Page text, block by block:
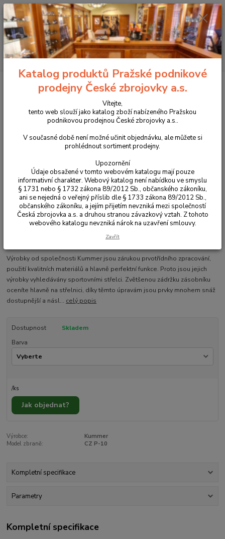
Menu
Hledat
+420 225 375 800
Příslušenství, doplňky a náhradní díly Pro pistole
Zádržka zásobníku pro CZ P-10
Zádržka zásobníku pro CZ P-10
Výrobky od společnosti Kummer jsou zárukou prvotřídního zpracování,
použití kvalitních materiálů a hlavně perfektní funkce. Proto jsou jejich
výrobky vyhledávány sportovními střelci. Zvětšenou zádržku zásobníku
oceníte hlavně na střelnici, díky těmto úpravám jsou prvky mnohem snáž
dostupnější a násl... celý popis
Dostupnost
Skladem
Barva
/ks
Jak objednat?
Výrobce:
Kummer
Model zbraně:
CZ P-10
Kompletní specifikace
Parametry
Kompletní specifikace
Katalog produktů Pražské podnikové
prodejny České zbrojovky a.s.
Vítejte,
tento web slouží jako katalog zboží nabízeného Pražskou
podnikovou prodejnou České zbrojovky a.s..
V současné době není možné učinit objednávku, ale můžete si
prohlédnout sortiment prodejny.
Upozornění
Údaje obsažené v tomto webovém katalogu mají pouze
informativní charakter. Webový katalog není nabídkou ve smyslu
§ 1731 nebo § 1732 zákona 89/2012 Sb., občanského zákoníku,
ani se nejedná o veřejný příslib dle § 1733 zákona 89/2012 Sb.,
občanského zákoníku, a jejím přijetím nevzniká mezi společností
Česká zbrojovka a.s. a druhou stranou závazkový vztah. Z tohoto
webového katalogu nevzniká nárok na uzavření smlouvy.
Zavřít